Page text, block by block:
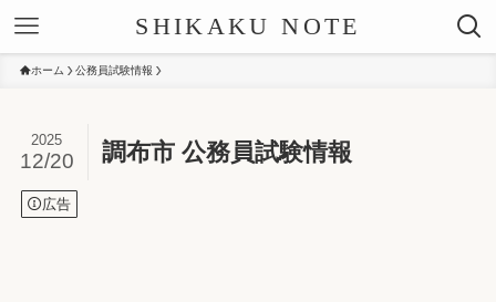
SHIKAKU NOTE
ホーム 公務員試験情報
調布市 公務員試験情報
2025
12/20
広告